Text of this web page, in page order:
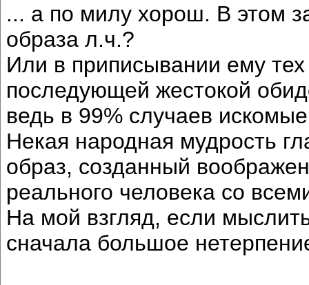
... а по милу хорош. В этом
образа л.ч.?
Или в приписывании ему
последующей жестокой
ведь в 99% случаев
Некая народная мудрость
образ, созданный
реального человека со
На мой взгляд, если
сначала большое